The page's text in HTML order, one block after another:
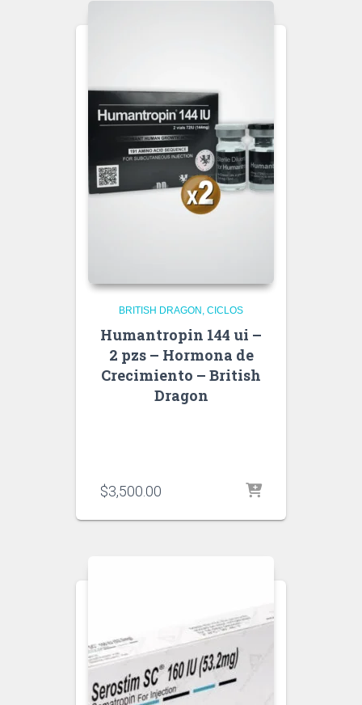
BRITISH DRAGON CICLOS
Humantropin 144 ui –
2 pzs – Hormona de
Crecimiento – British
Dragon
$3,500.00